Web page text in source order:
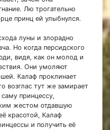
Лю трогательно
принц ей улыбнулся.
луны и злорадно
Но когда персидского
видя, как он молод и
Они умоляют
Калаф проклинает
возглас тут же замирает
принцессу,
жестом отдавшую
красотой, Калаф
и получить её